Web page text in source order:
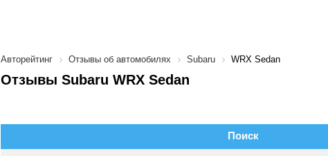
Авторейтинг Отзывы об автомобилях Subaru WRX Sedan
Отзывы Subaru WRX Sedan
Поиск